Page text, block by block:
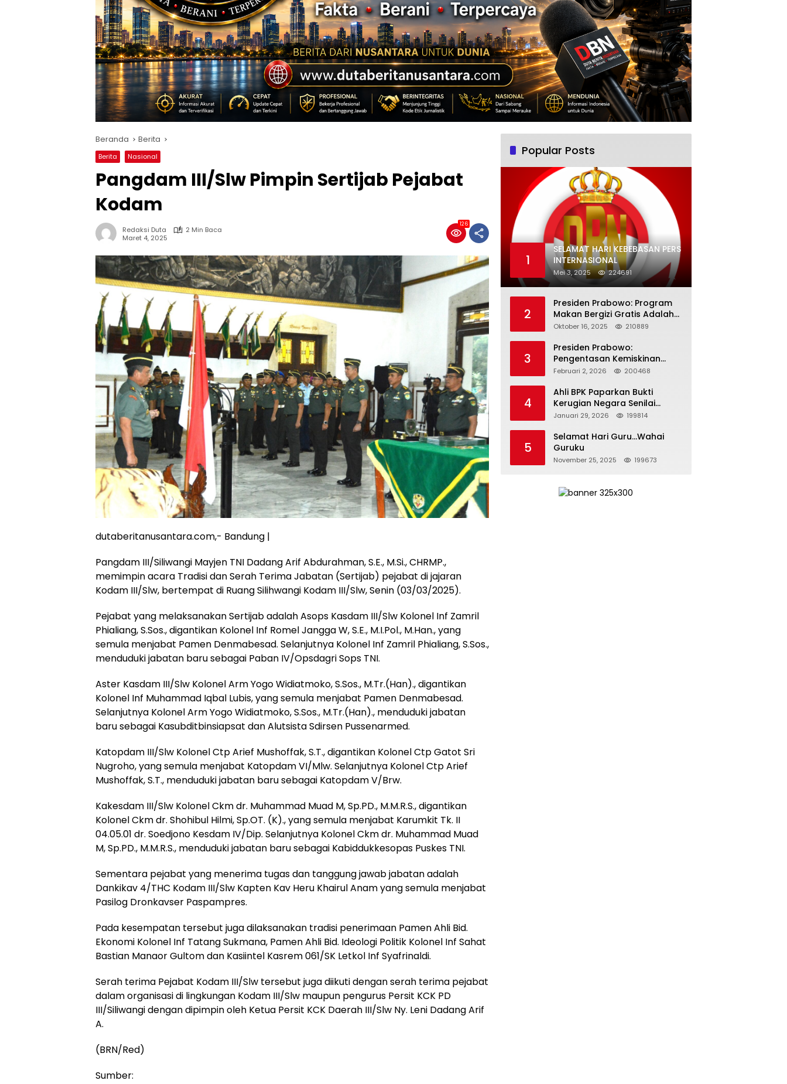
Beranda Berita
Berita Nasional
Pangdam III/Slw Pimpin Sertijab Pejabat
Kodam
Redaksi Duta
2 Min Baca
Maret 4, 2025
126
dutaberitanusantara.com,- Bandung |
Pangdam III/Siliwangi Mayjen TNI Dadang Arif Abdurahman, S.E., M.Si., CHRMP.,
memimpin acara Tradisi dan Serah Terima Jabatan (Sertijab) pejabat di jajaran
Kodam III/Slw, bertempat di Ruang Silihwangi Kodam III/Slw, Senin (03/03/2025).
Pejabat yang melaksanakan Sertijab adalah Asops Kasdam III/Slw Kolonel Inf Zamril
Phialiang, S.Sos., digantikan Kolonel Inf Romel Jangga W, S.E., M.I.Pol., M.Han., yang
semula menjabat Pamen Denmabesad. Selanjutnya Kolonel Inf Zamril Phialiang, S.Sos.,
menduduki jabatan baru sebagai Paban IV/Opsdagri Sops TNI.
Aster Kasdam III/Slw Kolonel Arm Yogo Widiatmoko, S.Sos., M.Tr.(Han)., digantikan
Kolonel Inf Muhammad Iqbal Lubis, yang semula menjabat Pamen Denmabesad.
Selanjutnya Kolonel Arm Yogo Widiatmoko, S.Sos., M.Tr.(Han)., menduduki jabatan
baru sebagai Kasubditbinsiapsat dan Alutsista Sdirsen Pussenarmed.
Katopdam III/Slw Kolonel Ctp Arief Mushoffak, S.T., digantikan Kolonel Ctp Gatot Sri
Nugroho, yang semula menjabat Katopdam VI/Mlw. Selanjutnya Kolonel Ctp Arief
Mushoffak, S.T., menduduki jabatan baru sebagai Katopdam V/Brw.
Kakesdam III/Slw Kolonel Ckm dr. Muhammad Muad M, Sp.PD., M.M.R.S., digantikan
Kolonel Ckm dr. Shohibul Hilmi, Sp.OT. (K)., yang semula menjabat Karumkit Tk. II
04.05.01 dr. Soedjono Kesdam IV/Dip. Selanjutnya Kolonel Ckm dr. Muhammad Muad
M, Sp.PD., M.M.R.S., menduduki jabatan baru sebagai Kabiddukkesopas Puskes TNI.
Sementara pejabat yang menerima tugas dan tanggung jawab jabatan adalah
Dankikav 4/THC Kodam III/Slw Kapten Kav Heru Khairul Anam yang semula menjabat
Pasilog Dronkavser Paspampres.
Pada kesempatan tersebut juga dilaksanakan tradisi penerimaan Pamen Ahli Bid.
Ekonomi Kolonel Inf Tatang Sukmana, Pamen Ahli Bid. Ideologi Politik Kolonel Inf Sahat
Bastian Manaor Gultom dan Kasiintel Kasrem 061/SK Letkol Inf Syafrinaldi.
Serah terima Pejabat Kodam III/Slw tersebut juga diikuti dengan serah terima pejabat
dalam organisasi di lingkungan Kodam III/Slw maupun pengurus Persit KCK PD
III/Siliwangi dengan dipimpin oleh Ketua Persit KCK Daerah III/Slw Ny. Leni Dadang Arif
A.
(BRN/Red)
Sumber:
Popular Posts
1
SELAMAT HARI KEBEBASAN PERS
INTERNASIONAL
Mei 3, 2025 224691
2
Presiden Prabowo: Program
Makan Bergizi Gratis Adalah
Investasi untuk Masa Depan
Oktober 16, 2025 210889
3
Presiden Prabowo:
Pengentasan Kemiskinan
Butuh Persatuan dan
Bertanggung Jawab
Februari 2, 2026 200468
4
Ahli BPK Paparkan Bukti
Kerugian Negara Senilai
Rp285 Triliun dalam
Pertamina
Januari 29, 2026 199814
5
Selamat Hari Guru…Wahai
Guruku
November 25, 2025 199673